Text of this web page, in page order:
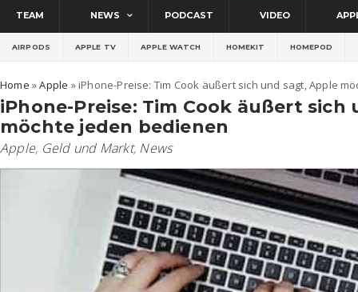
TEAM NEWS PODCAST VIDEO
AIRPODS APPLE TV APPLE WATCH HOMEKIT HOMEPOD
Home »Apple » iPhone-Preise: Tim Cook äußert sich und sagt, Apple
iPhone-Preise: Tim Cook äußert sich
möchte jeden bedienen
Apple, Geld und Markt, News